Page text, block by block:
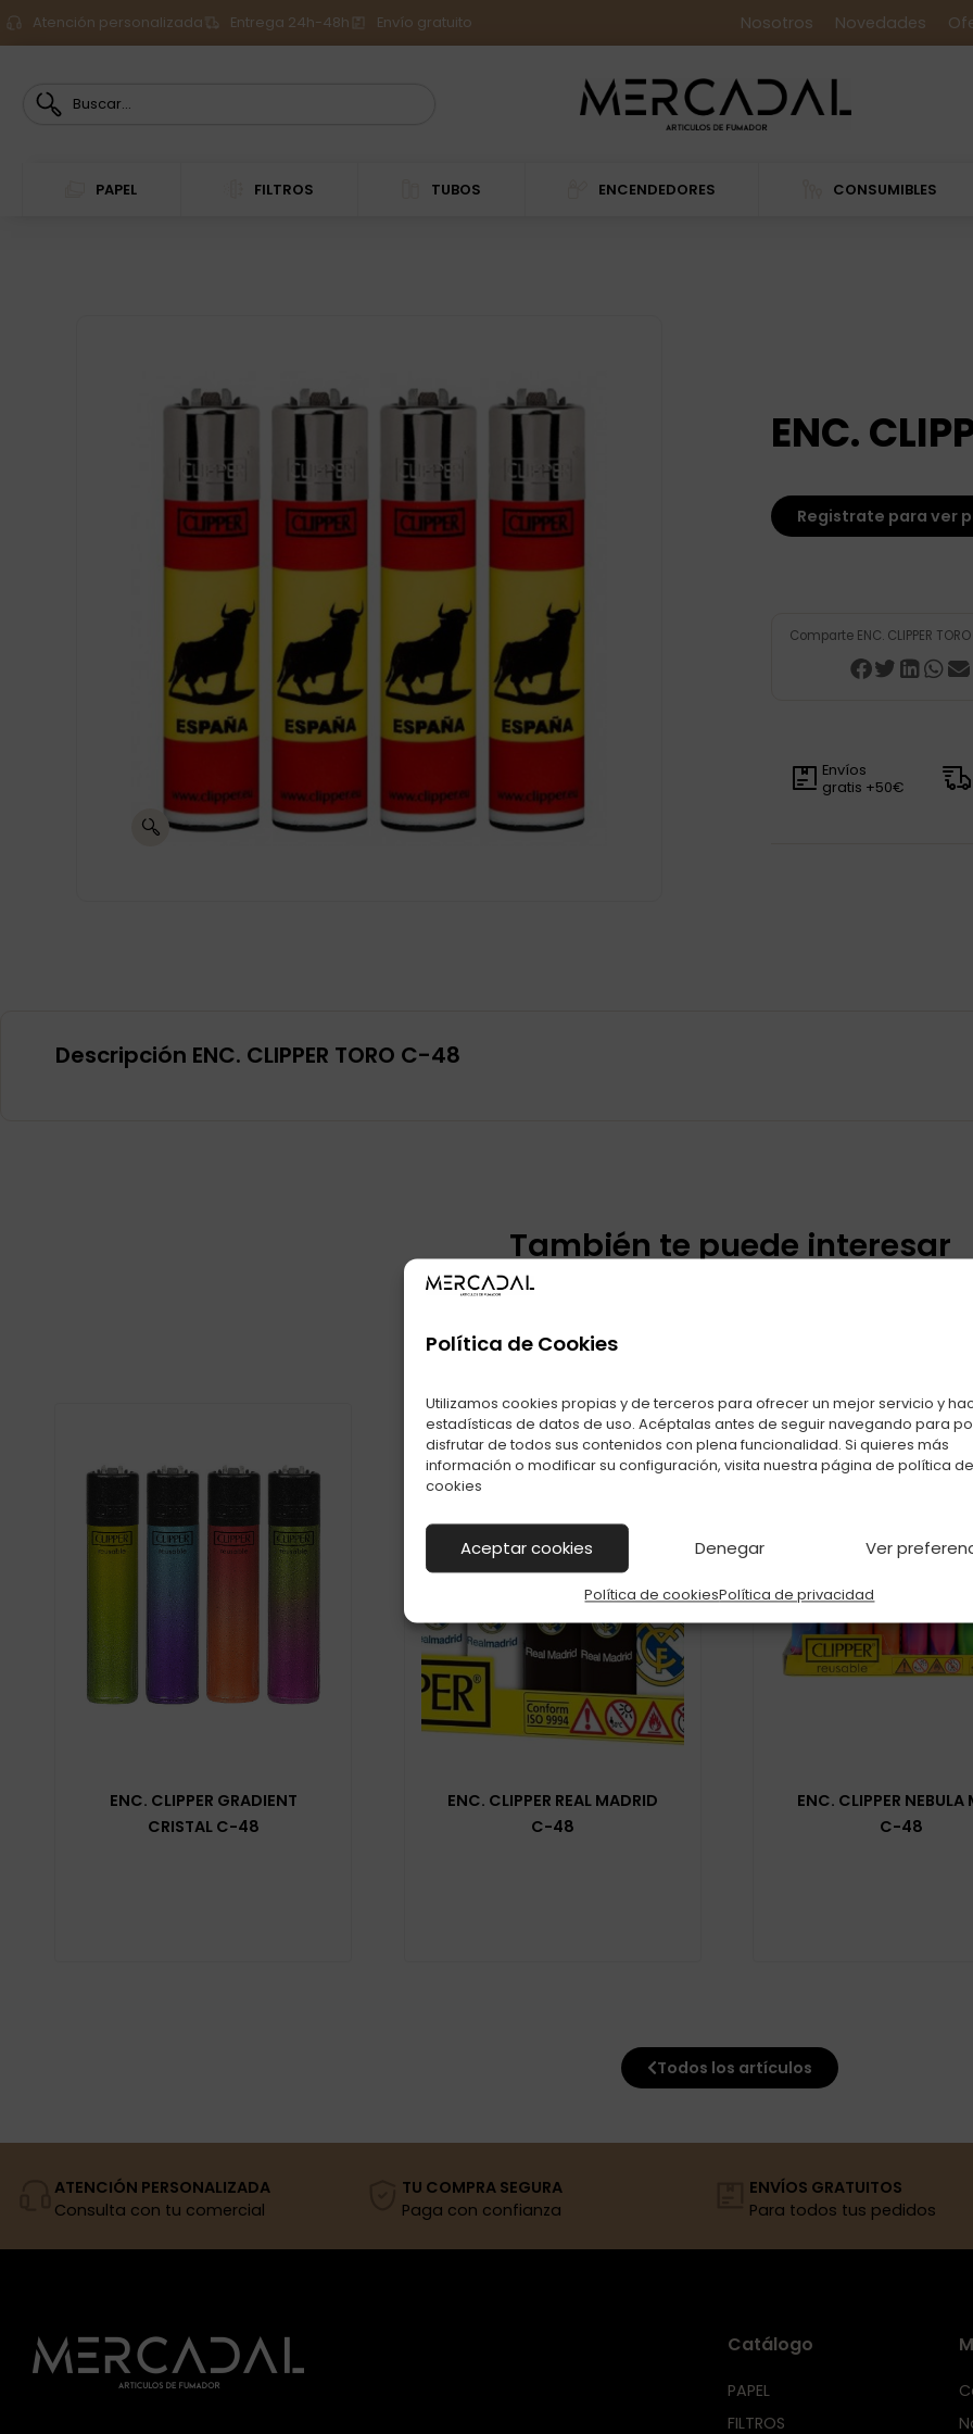
Política de Cookies
Utilizamos cookies propias y de terceros para ofrecer un mejor servicio y
estadísticas de datos de uso. Acéptalas antes de seguir navegando para
disfrutar de todos sus contenidos con plena funcionalidad. Si quieres más
información o modificar su configuración, visita nuestra página de política de
cookies
Aceptar cookies Denegar Ver
Política de cookiesPolítica de privacidad
Atención personalizada Entrega 24h-48h Envío gratuito Nosotros Novedades
PAPEL FILTROS TUBOS ENCENDEDORES CONSUMIBLES
ENC.
Registrate para ver
Comparte ENC. CLIPPER
Envíos
gratis +50€
Descripción ENC. CLIPPER TORO C-48
También te puede interesar
Productos relacionados con ENC. CLIPPER TORO C-48
ENC. CLIPPER GRADIENT
CRISTAL C-48
ENC. CLIPPER REAL MADRID
C-48
ENC. CLIPPER NEBULA
C-48
Todos los artículos
ATENCIÓN PERSONALIZADA
Consulta con tu comercial
TU COMPRA SEGURA
Paga con confianza
ENVÍOS GRATUITOS
Para todos tus pedidos
Catálogo
PAPEL
FILTROS